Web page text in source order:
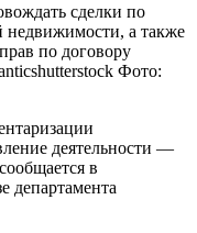
сделки по
недвижимости, а также
по договору
Фото:
деятельности —
в
департамента